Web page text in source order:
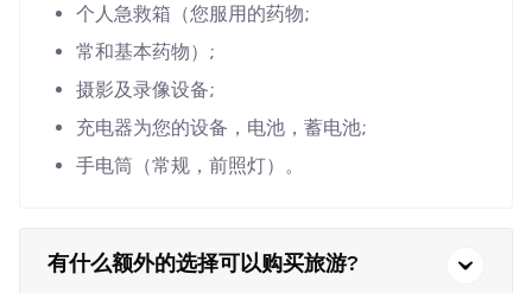
个人急救箱（您服用的药物;
常和基本药物）;
摄影及录像设备;
充电器为您的设备，电池，蓄电池;
手电筒（常规，前照灯）。
有什么额外的选择可以购买旅游?